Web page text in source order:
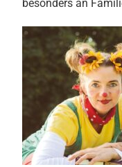
besonders an